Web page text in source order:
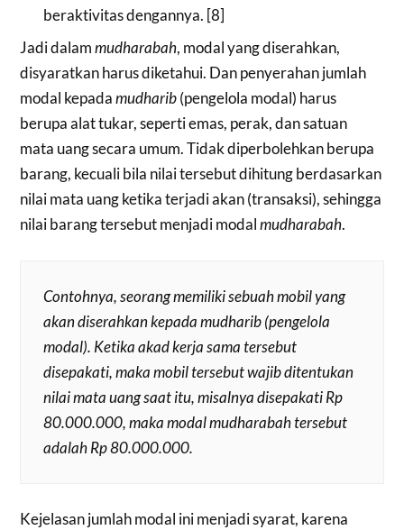
beraktivitas dengannya. [8]
Jadi dalammudharabah, modal yang diserahkan,
disyaratkan harus diketahui. Dan penyerahan jumlah
modal kepadamudharib(pengelola modal) harus
berupa alat tukar, seperti emas, perak, dan satuan
mata uang secara umum. Tidak diperbolehkan berupa
barang, kecuali bila nilai tersebut dihitung berdasarkan
nilai mata uang ketika terjadi akan (transaksi), sehingga
nilai barang tersebut menjadi modalmudharabah.
Contohnya, seorang memiliki sebuah mobil yang
akan diserahkan kepadamudharib(pengelola
modal). Ketika akad kerja sama tersebut
disepakati, maka mobil tersebut wajib ditentukan
nilai mata uang saat itu, misalnya disepakati Rp
80.000.000, maka modalmudharabahtersebut
adalah Rp 80.000.000.
Kejelasan jumlah modal ini menjadi syarat, karena